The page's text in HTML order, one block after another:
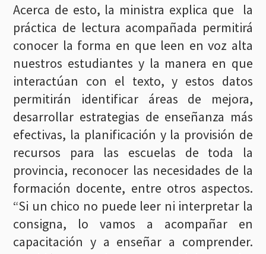
Acerca de esto, la ministra explica que la
práctica de lectura acompañada permitirá
conocer la forma en que leen en voz alta
nuestros estudiantes y la manera en que
interactúan con el texto, y estos datos
permitirán identificar áreas de mejora,
desarrollar estrategias de enseñanza más
efectivas, la planificación y la provisión de
recursos para las escuelas de toda la
provincia, reconocer las necesidades de la
formación docente, entre otros aspectos.
“Si un chico no puede leer ni interpretar la
consigna, lo vamos a acompañar en
capacitación y a enseñar a comprender.